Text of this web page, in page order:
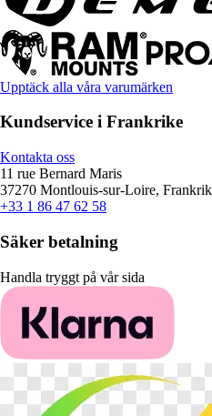
Upptäck alla våra varumärken
Kundservice i Frankrike
Kontakta oss
11 rue Bernard Maris
37270 Montlouis-sur-Loire,
+33 1 86 47 62 58
Säker betalning
Handla tryggt på vår sida